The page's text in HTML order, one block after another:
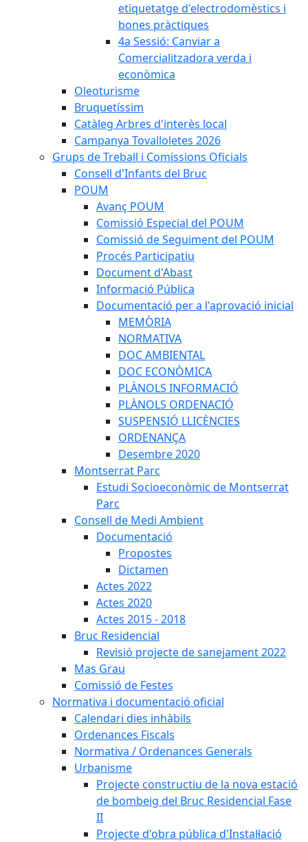
etiquetatge d'electrodomèstics i
bones pràctiques
4a Sessió: Canviar a
Comercialitzadora verda i
econòmica
Oleoturisme
Bruquetíssim
Catàleg Arbres d'interès local
Campanya Tovalloletes 2026
Grups de Treball i Comissions Oficials
Consell d'Infants del Bruc
POUM
Avanç POUM
Comissió Especial del POUM
Comissió de Seguiment del POUM
Procés Participatiu
Document d'Abast
Informació Pública
Documentació per a l'aprovació inicial
MEMÒRIA
NORMATIVA
DOC AMBIENTAL
DOC ECONÒMICA
PLÀNOLS INFORMACIÓ
PLÀNOLS ORDENACIÓ
SUSPENSIÓ LLICÈNCIES
ORDENANÇA
Desembre 2020
Montserrat Parc
Estudi Socioeconòmic de Montserrat
Parc
Consell de Medi Ambient
Documentació
Propostes
Dictamen
Actes 2022
Actes 2020
Actes 2015 - 2018
Bruc Residencial
Revisió projecte de sanejament 2022
Mas Grau
Comissió de Festes
Normativa i documentació oficial
Calendari dies inhàbils
Ordenances Fiscals
Normativa / Ordenances Generals
Urbanisme
Projecte constructiu de la nova estació
de bombeig del Bruc Residencial Fase
II
Projecte d'obra pública d'Instal·lació